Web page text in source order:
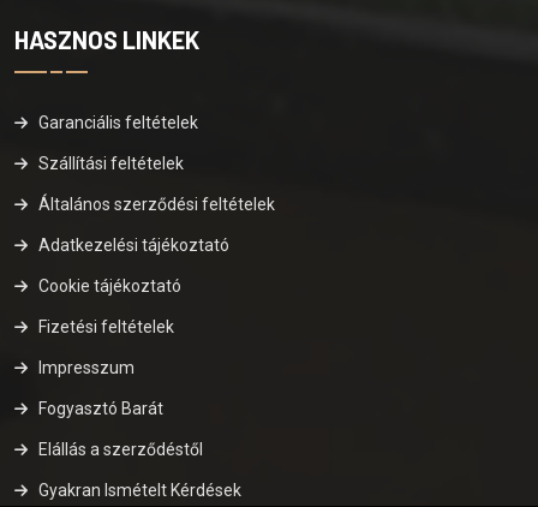
HASZNOS LINKEK
Garanciális feltételek
Szállítási feltételek
Általános szerződési feltételek
Adatkezelési tájékoztató
Cookie tájékoztató
Fizetési feltételek
Impresszum
Fogyasztó Barát
Elállás a szerződéstől
Gyakran Ismételt Kérdések